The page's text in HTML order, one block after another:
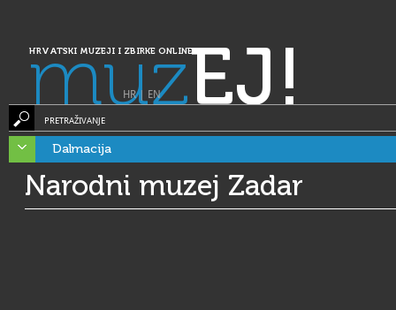
HRVATSKI MUZEJI I ZBIRKE ONLINE
muzEJ!
HR| EN
PRETRAŽIVANJE
Dalmacija
Narodni muzej Zadar